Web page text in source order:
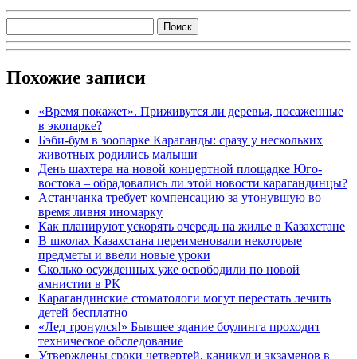
Похожие записи
«Время покажет». Приживутся ли деревья, посаженные
в экопарке?
Бэби-бум в зоопарке Караганды: сразу у нескольких
животных родились малыши
День шахтера на новой концертной площадке Юго-
востока – обрадовались ли этой новости карагандинцы?
Астанчанка требует компенсацию за утонувшую во
время ливня иномарку
Как планируют ускорять очередь на жилье в Казахстане
В школах Казахстана переименовали некоторые
предметы и ввели новые уроки
Сколько осужденных уже освободили по новой
амнистии в РК
Карагандинские стоматологи могут перестать лечить
детей бесплатно
«Лед тронулся!» Бывшее здание боулинга проходит
техническое обследование
Утверждены сроки четвертей, каникул и экзаменов в